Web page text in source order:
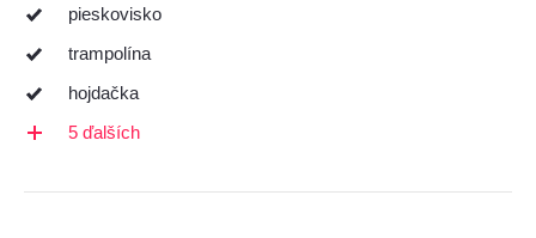
pieskovisko
trampolína
hojdačka
5 ďalších